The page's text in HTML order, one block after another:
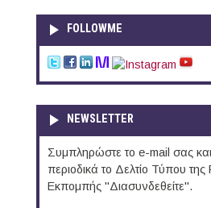
FOLLOWME
NEWSLETTER
Συμπληρώστε το e-mail σας
περιοδικά το Δελτίο Τύπου
Εκπομπής "Διασυνδεθείτε".